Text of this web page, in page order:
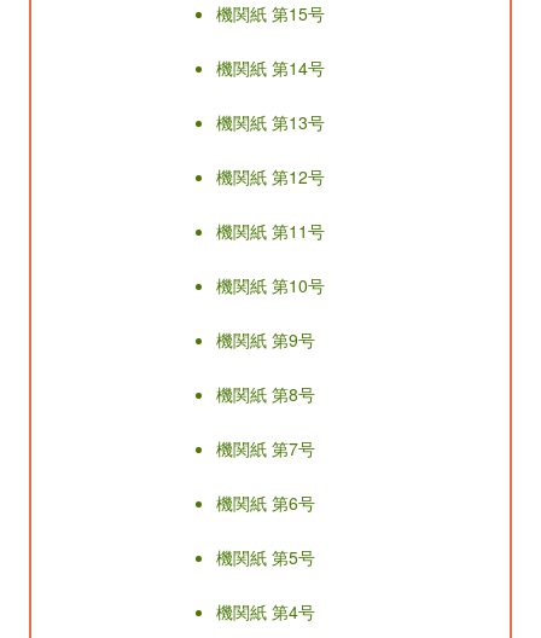
機関紙 第15号
機関紙 第14号
機関紙 第13号
機関紙 第12号
機関紙 第11号
機関紙 第10号
機関紙 第9号
機関紙 第8号
機関紙 第7号
機関紙 第6号
機関紙 第5号
機関紙 第4号